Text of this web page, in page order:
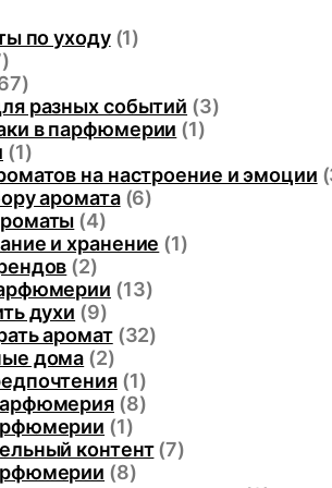
по уходу(1)
разных событий (3)
в парфюмерии (1)
(1)
на настроение и эмоции
аромата(6)
(4)
и хранение (1)
(2)
(13)
духи (9)
аромат(32)
дома (2)
(1)
(8)
(1)
контент(7)
(8)